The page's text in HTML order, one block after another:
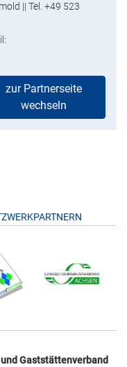
|| Tel. +49 523
zur Partnerseite
wechseln
und Gaststättenverband